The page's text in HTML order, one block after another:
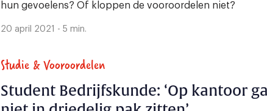
hun gevoelens? Of kloppen de vooroordelen niet?
20 april 2021 - 5 min.
Studie & Vooroordelen
Student Bedrijfskunde: ‘Op kantoor